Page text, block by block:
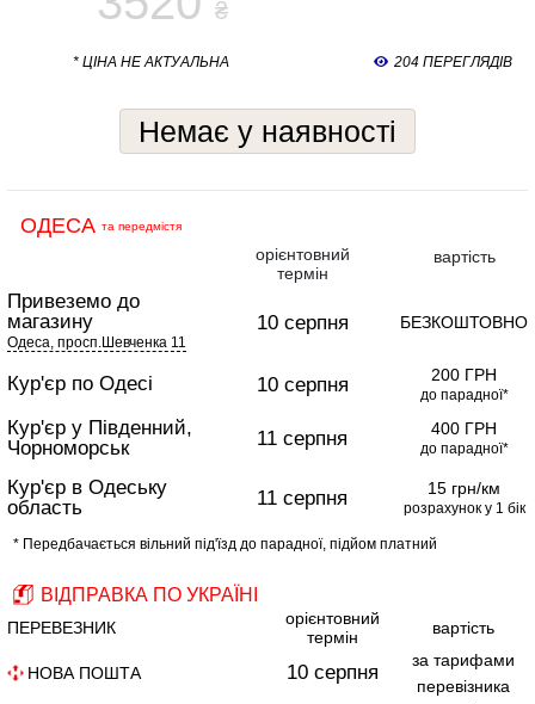
₴
* ЦІНА НЕ АКТУАЛЬНА 204 ПЕРЕГЛЯДІВ
Немає у наявності
ОДЕСА та передмістя
орієнтовний
термін
вартість
Привеземо до
магазину
Одеса, просп.Шевченка 11
Кур'єр по Одесі
Кур'єр у Південний,
Чорноморськ
Кур'єр в Одеську
область
10 серпня
10 серпня
11 серпня
11 серпня
БЕЗКОШТОВНО
200 ГРН
до парадної*
400 ГРН
до парадної*
15 грн/км
розрахунок у 1 бік
* Передбачається вільний під'їзд до парадної, підйом платний
ВІДПРАВКА ПО УКРАЇНІ
ПЕРЕВЕЗНИК
орієнтовний
термін
вартість
НОВА ПОШТА 10 серпня
за тарифами
перевізника